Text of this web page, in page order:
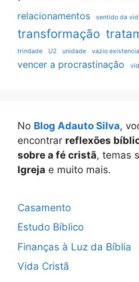
relacionamentos sentido da
transformação
trindade U2 unidade vazio
vencer a procrastinação
No Blog Adauto Silva,
encontrar reflexões
sobre a fé cristã, temas
Igreja e muito mais.
Casamento
Estudo Bíblico
Finanças à Luz da Bíblia
Vida Cristã